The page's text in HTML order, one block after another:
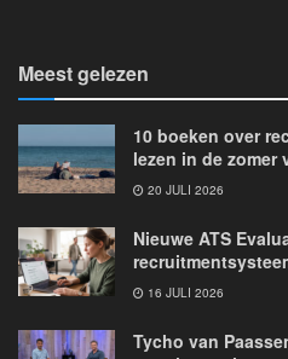
Meest gelezen
10 boeken over
lezen in de zomer
20 JULI 2026
Nieuwe ATS
16 JULI 2026
Tycho van